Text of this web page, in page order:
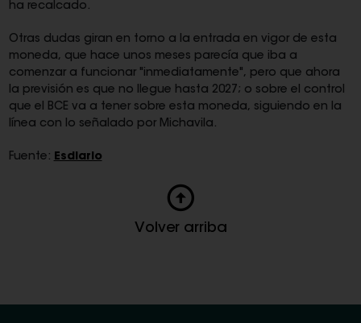
ha recalcado.
Otras dudas giran en torno a la entrada en vigor de esta
moneda, que hace unos meses parecía que iba a
comenzar a funcionar "inmediatamente", pero que ahora
la previsión es que no llegue hasta 2027; o sobre el control
que el BCE va a tener sobre esta moneda, siguiendo en la
línea con lo señalado por Michavila.
Fuente: Esdiario
Volver arriba